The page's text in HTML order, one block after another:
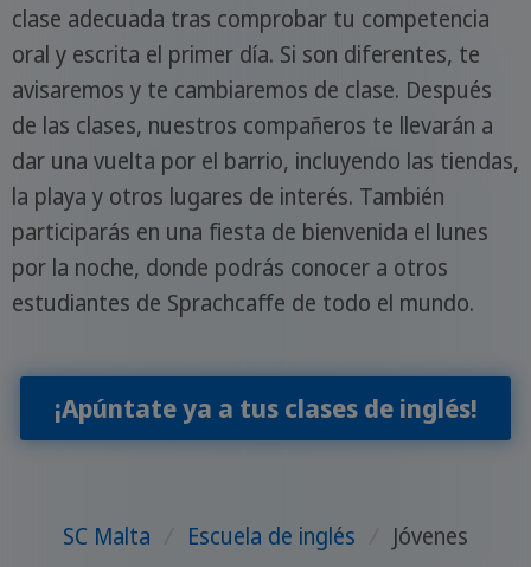
clase adecuada tras comprobar tu competencia
oral y escrita el primer día. Si son diferentes, te
avisaremos y te cambiaremos de clase. Después
de las clases, nuestros compañeros te llevarán a
dar una vuelta por el barrio, incluyendo las tiendas,
la playa y otros lugares de interés. También
participarás en una fiesta de bienvenida el lunes
por la noche, donde podrás conocer a otros
estudiantes de Sprachcaffe de todo el mundo.
¡Apúntate ya a tus clases de inglés!
SC Malta Escuela de inglés Jóvenes